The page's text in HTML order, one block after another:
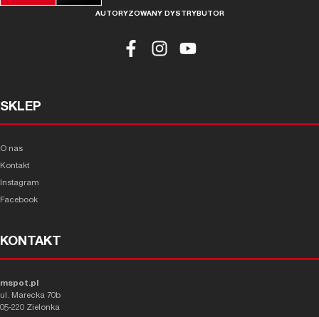
AUTORYZOWANY DYSTRYBUTOR
SKLEP
O nas
Kontakt
Instagram
Facebook
KONTAKT
mspot.pl
ul. Marecka 70b
05-220 Zielonka